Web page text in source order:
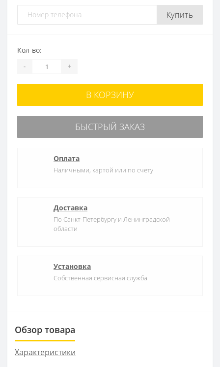
Купить
Кол-во:
- +
В КОРЗИНУ
БЫСТРЫЙ ЗАКАЗ
Оплата
Наличными, картой или по счету
Доставка
По Санкт-Петербургу и Ленинградской
области
Установка
Собственная сервисная служба
Обзор товара
Характеристики